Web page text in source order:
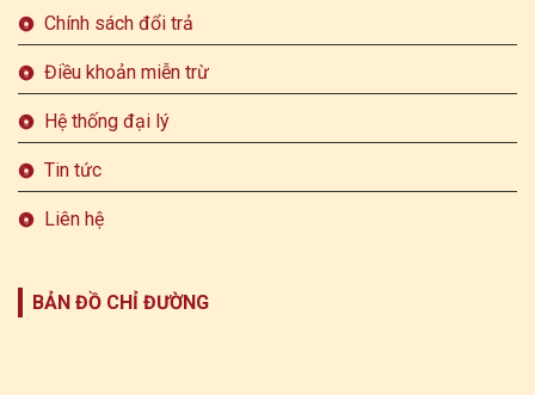
Chính sách đổi trả
Điều khoản miễn trừ
Hệ thống đại lý
Tin tức
Liên hệ
BẢN ĐỒ CHỈ ĐƯỜNG